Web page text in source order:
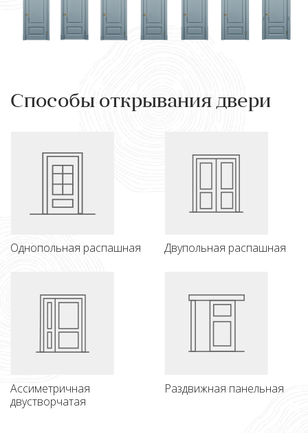
Способы открывания двери
Однопольная распашная Двупольная распашная
Ассиметричная
двустворчатая
Раздвижная панельная